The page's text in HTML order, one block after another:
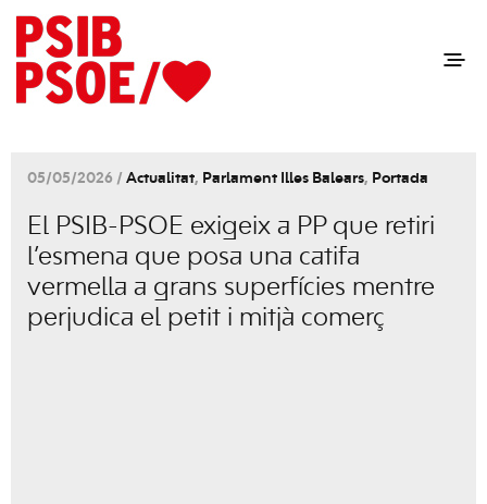
05/05/2026 / Actualitat, Parlament Illes Balears, Portada
El PSIB-PSOE exigeix a PP que retiri
l’esmena que posa una catifa
vermella a grans superfícies mentre
perjudica el petit i mitjà comerç